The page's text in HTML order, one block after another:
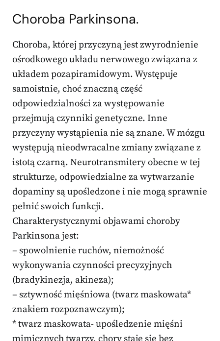
Choroba Parkinsona.
Choroba, której przyczyną jest zwyrodnienie
ośrodkowego układu nerwowego związana z
układem pozapiramidowym. Występuje
samoistnie, choć znaczną część
odpowiedzialności za występowanie
przejmują czynniki genetyczne. Inne
przyczyny wystąpienia nie są znane. W mózgu
występują nieodwracalne zmiany związane z
istotą czarną. Neurotransmitery obecne w tej
strukturze, odpowiedzialne za wytwarzanie
dopaminy są upośledzone i nie mogą sprawnie
pełnić swoich funkcji.
Charakterystycznymi objawami choroby
Parkinsona jest:
– spowolnienie ruchów, niemożność
wykonywania czynności precyzyjnych
(bradykinezja, akineza);
– sztywność mięśniowa (twarz maskowata*
znakiem rozpoznawczym);
* twarz maskowata- upośledzenie mięśni